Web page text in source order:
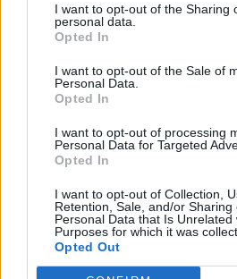
I want to opt-out of the Sharing
personal data.
Opted In
I want to opt-out of the Sale of
Personal Data.
Opted In
I want to opt-out of processing
Personal Data for Targeted
Opted In
I want to opt-out of Collection,
Retention, Sale, and/or Sharing
Personal Data that Is Unrelated
Purposes for which it was
Opted Out
fermare la trasmissione
virus"
I SEGRETI DEL COVID
"Ora basta, von der Leyen
chiarisca sugli sms a
Lega solleva il caso al
Parlamento Ue
07/10/2022
IL DISCORSO